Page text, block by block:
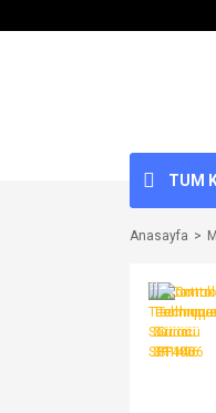
TUM
Anasayfa